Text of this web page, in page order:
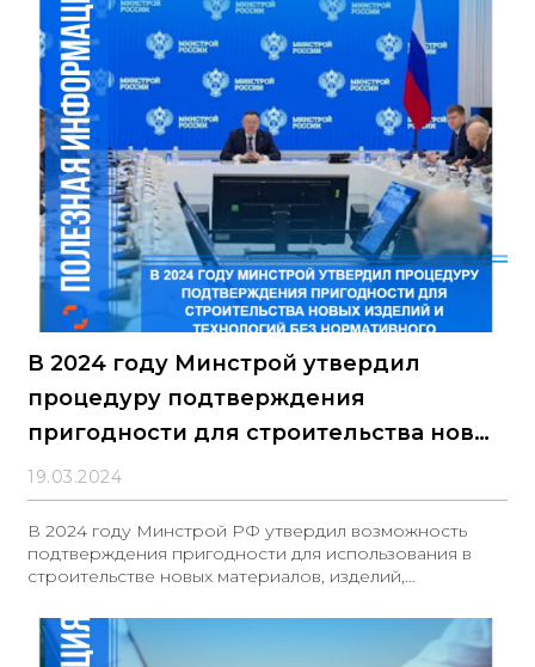
В 2024 году Минстрой утвердил
процедуру подтверждения
пригодности для строительства новых
изделий и технологий без
нормативного регулирования
19.03.2024
В 2024 году Минстрой РФ утвердил возможность
подтверждения пригодности для использования в
строительстве новых материалов, изделий,
действующими строительными нормами,
национальными стандартами и другими